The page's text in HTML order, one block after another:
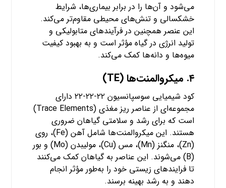
می‌شود و آن‌ها را در برابر بیماری‌ها، شرایط
خشکسالی و تنش‌های محیطی مقاوم‌تر می‌کند.
این عنصر همچنین در فرآیندهای متابولیکی و
تولید انرژی در گیاه مؤثر است و به بهبود کیفیت
میوه‌ها و دانه‌ها کمک می‌کند.
۴. میکرو‌المنت‌ها (TE)
کود شیمیایی سوسپانسیون ۲۲-۲۲-۲۲ دارای
مجموعه‌ای از عناصر ریز مغذی (Trace Elements)
است که برای رشد و سلامتی گیاهان ضروری
هستند. این میکرو‌المنت‌ها شامل آهن (Fe)، روی
(Zn)، منگنز (Mn)، مس (Cu)، مولیبدن (Mo) و بور
(B) می‌شوند. این عناصر به گیاهان کمک می‌کنند
تا فرایندهای زیستی خود را به‌طور مؤثر انجام
دهند و به رشد بهینه برسند.